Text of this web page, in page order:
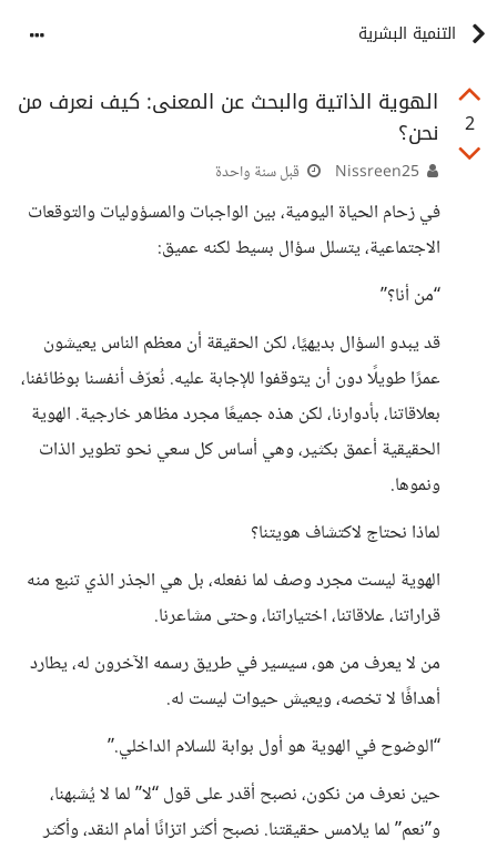
التنمية البشرية
2
الهوية الذاتية والبحث عن المعنى: كيف نعرف من
نحن؟
قبل سنة واحدة
في زحام الحياة اليومية، بين الواجبات والمسؤوليات والتوقعات
الاجتماعية، يتسلل سؤال بسيط لكنه عميق:
“من أنا؟”
قد يبدو السؤال بديهيًا، لكن الحقيقة أن معظم الناس يعيشون
عمرًا طويلًا دون أن يتوقفوا للإجابة عليه. نُعرّف أنفسنا بوظائفنا،
بعلاقاتنا، بأدوارنا، لكن هذه جميعًا مجرد مظاهر خارجية. الهوية
الحقيقية أعمق بكثير، وهي أساس كل سعي نحو تطوير الذات
ونموها.
لماذا نحتاج لاكتشاف هويتنا؟
الهوية ليست مجرد وصف لما نفعله، بل هي الجذر الذي تنبع منه
قراراتنا، علاقاتنا، اختياراتنا، وحتى مشاعرنا.
من لا يعرف من هو، سيسير في طريق رسمه الآخرون له، يطارد
أهدافًا لا تخصه، ويعيش حيوات ليست له.
“الوضوح في الهوية هو أول بوابة للسلام الداخلي.”
حين نعرف من نكون، نصبح أقدر على قول “لا” لما لا يُشبهنا،
و”نعم” لما يلامس حقيقتنا. نصبح أكثر اتزانًا أمام النقد، وأكثر